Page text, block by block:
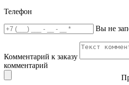
Телефон
Вы не
Комментарий к заказу
комментарий